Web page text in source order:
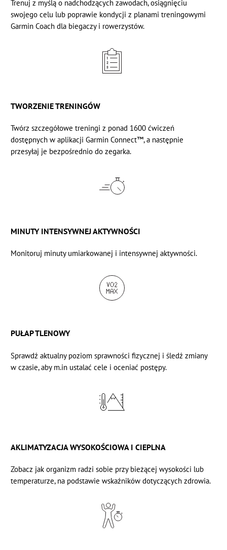
Trenuj z myślą o nadchodzących zawodach, osiągnięciu
swojego celu lub poprawie kondycji z planami treningowymi
Garmin Coach dla biegaczy i rowerzystów.
TWORZENIE TRENINGÓW
Twórz szczegółowe treningi z ponad 1600 ćwiczeń
dostępnych w aplikacji Garmin Connect™, a następnie
przesyłaj je bezpośrednio do zegarka.
MINUTY INTENSYWNEJ AKTYWNOŚCI
Monitoruj minuty umiarkowanej i intensywnej aktywności.
PUŁAP TLENOWY
Sprawdź aktualny poziom sprawności fizycznej i śledź zmiany
w czasie, aby m.in ustalać cele i oceniać postępy.
AKLIMATYZACJA WYSOKOŚCIOWA I CIEPLNA
Zobacz jak organizm radzi sobie przy bieżącej wysokości lub
temperaturze, na podstawie wskaźników dotyczących zdrowia.